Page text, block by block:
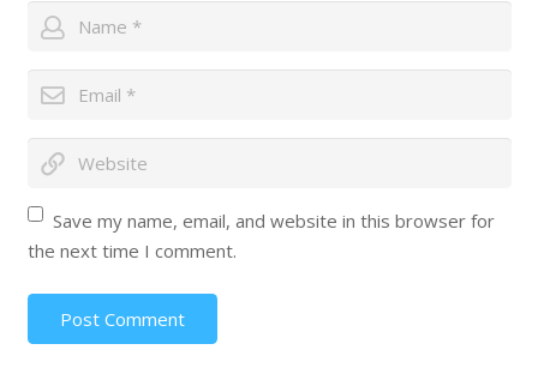
Save my name, email, and website in this browser for
the next time I comment.
Post Comment